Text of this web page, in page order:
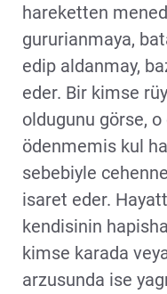
hareketten
gururianmaya,
edip aldanmay,
eder. Bir kimse
oldugunu görse,
ödenmemis kul
sebebiyle
isaret eder.
kendisinin
kimse karada
arzusunda ise